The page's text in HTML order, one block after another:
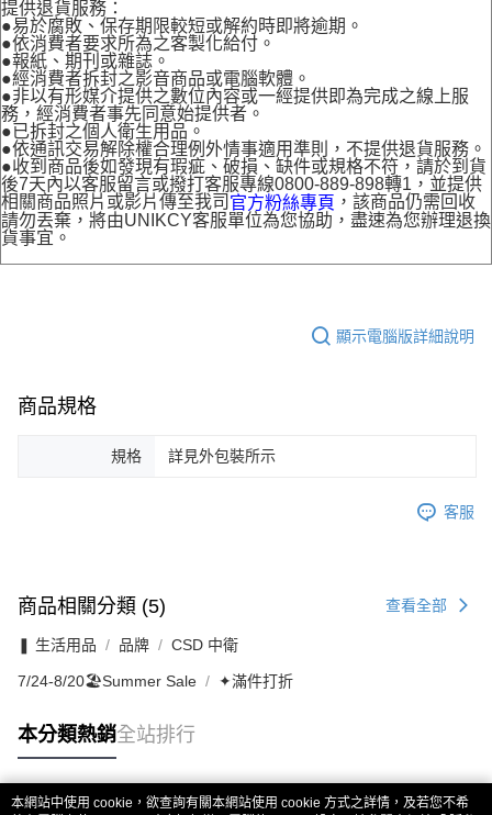
提供退貨服務：
●易於腐敗、保存期限較短或解約時即將逾期。
●依消費者要求所為之客製化給付。
●報紙、期刊或雜誌。
●經消費者拆封之影音商品或電腦軟體。
●非以有形媒介提供之數位內容或一經提供即為完成之線上服
務，經消費者事先同意始提供者。
●已拆封之個人衛生用品。
●依通訊交易解除權合理例外情事適用準則，不提供退貨服務。
●收到商品後如發現有瑕疵、破損、缺件或規格不符，請於到貨
後7天內以客服留言或撥打客服專線0800-889-898轉1，並提供
相關商品照片或影片傳至我司 官方粉絲專頁 ，該商品仍需回收
請勿丟棄，將由UNIKCY客服單位為您協助，盡速為您辦理退換
貨事宜。
顯示電腦版詳細說明
商品規格
規格 詳見外包裝所示
客服
商品相關分類 (5) 查看全部
❚ 生活用品 品牌 CSD 中衛
7/24-8/20🏖️Summer Sale ✦滿件打折
本分類熱銷全站排行
本網站中使用 cookie，欲查詢有關本網站使用 cookie 方式之詳情，及若您不希